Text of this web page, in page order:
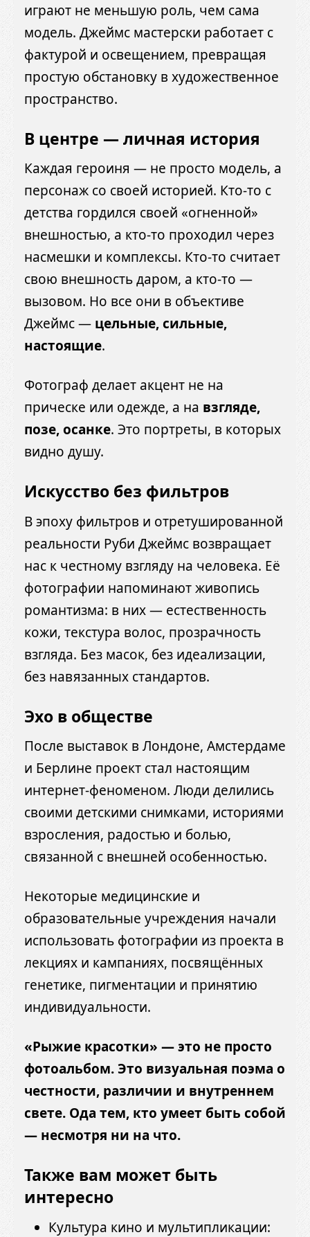
играют не меньшую роль, чем сама
модель. Джеймс мастерски работает с
фактурой и освещением, превращая
простую обстановку в художественное
пространство.
В центре — личная история
Каждая героиня — не просто модель, а
персонаж со своей историей. Кто-то с
детства гордился своей «огненной»
внешностью, а кто-то проходил через
насмешки и комплексы. Кто-то считает
свою внешность даром, а кто-то —
вызовом. Но все они в объективе
Джеймс — цельные, сильные,
настоящие.
Фотограф делает акцент не на
прическе или одежде, а на взгляде,
позе, осанке. Это портреты, в которых
видно душу.
Искусство без фильтров
В эпоху фильтров и отретушированной
реальности Руби Джеймс возвращает
нас к честному взгляду на человека. Её
фотографии напоминают живопись
романтизма: в них — естественность
кожи, текстура волос, прозрачность
взгляда. Без масок, без идеализации,
без навязанных стандартов.
Эхо в обществе
После выставок в Лондоне, Амстердаме
и Берлине проект стал настоящим
интернет-феноменом. Люди делились
своими детскими снимками, историями
взросления, радостью и болью,
связанной с внешней особенностью.
Некоторые медицинские и
образовательные учреждения начали
использовать фотографии из проекта в
лекциях и кампаниях, посвящённых
генетике, пигментации и принятию
индивидуальности.
«Рыжие красотки» — это не просто
фотоальбом. Это визуальная поэма о
честности, различии и внутреннем
свете. Ода тем, кто умеет быть собой
— несмотря ни на что.
Также вам может быть
интересно
Культура кино и мультипликации: